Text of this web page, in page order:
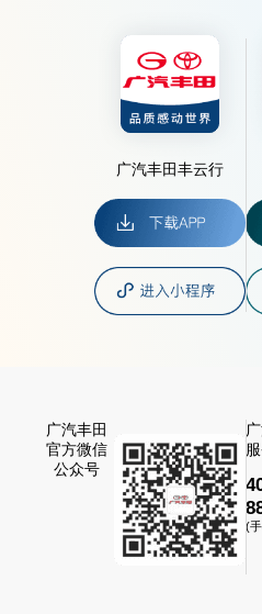
广汽丰田丰云行
广汽丰田
官方微信
公众号
(